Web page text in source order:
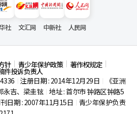
社 文汇网 中新社 人民网
针 青少年保护政策 著作权规定
件投诉负责人
注册日期 : 2014年12月29日
《亚洲
永吉、梁圭铉 地址 : 首尔市钟路区钟路5
日期 : 2007年11月15日
青少年保护负责